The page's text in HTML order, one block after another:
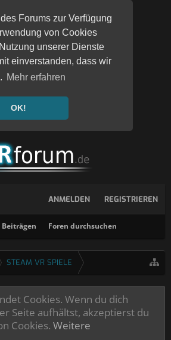
Forums zur Verfügung
von Cookies
unserer Dienste
einverstanden, dass wir
Mehr erfahren
OK!
Foren durchsuchen
ANMELDEN REGISTRIEREN
STEAM VR SPIELE
Cookies. Wenn du dich
Seite aufhältst, akzeptierst du
Cookies. Weitere